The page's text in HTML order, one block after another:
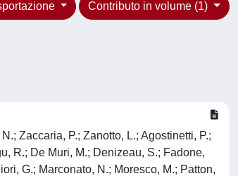
Contributo in volume (1)
Zaccaria, P.; Zanotto, L.; Agostinetti, P.;
R.; De Muri, M.; Denizeau, S.; Fadone,
G.; Marconato, N.; Moresco, M.; Patton,